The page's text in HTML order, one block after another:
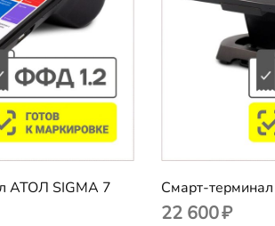
АТОЛ SIGMA 7 Смарт-
22 600₽